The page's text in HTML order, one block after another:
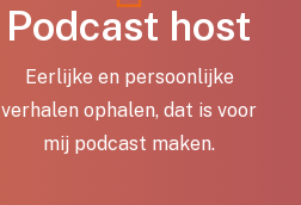
Podcast host
Eerlijke en persoonlijke
verhalen ophalen, dat is voor
mij podcast maken.